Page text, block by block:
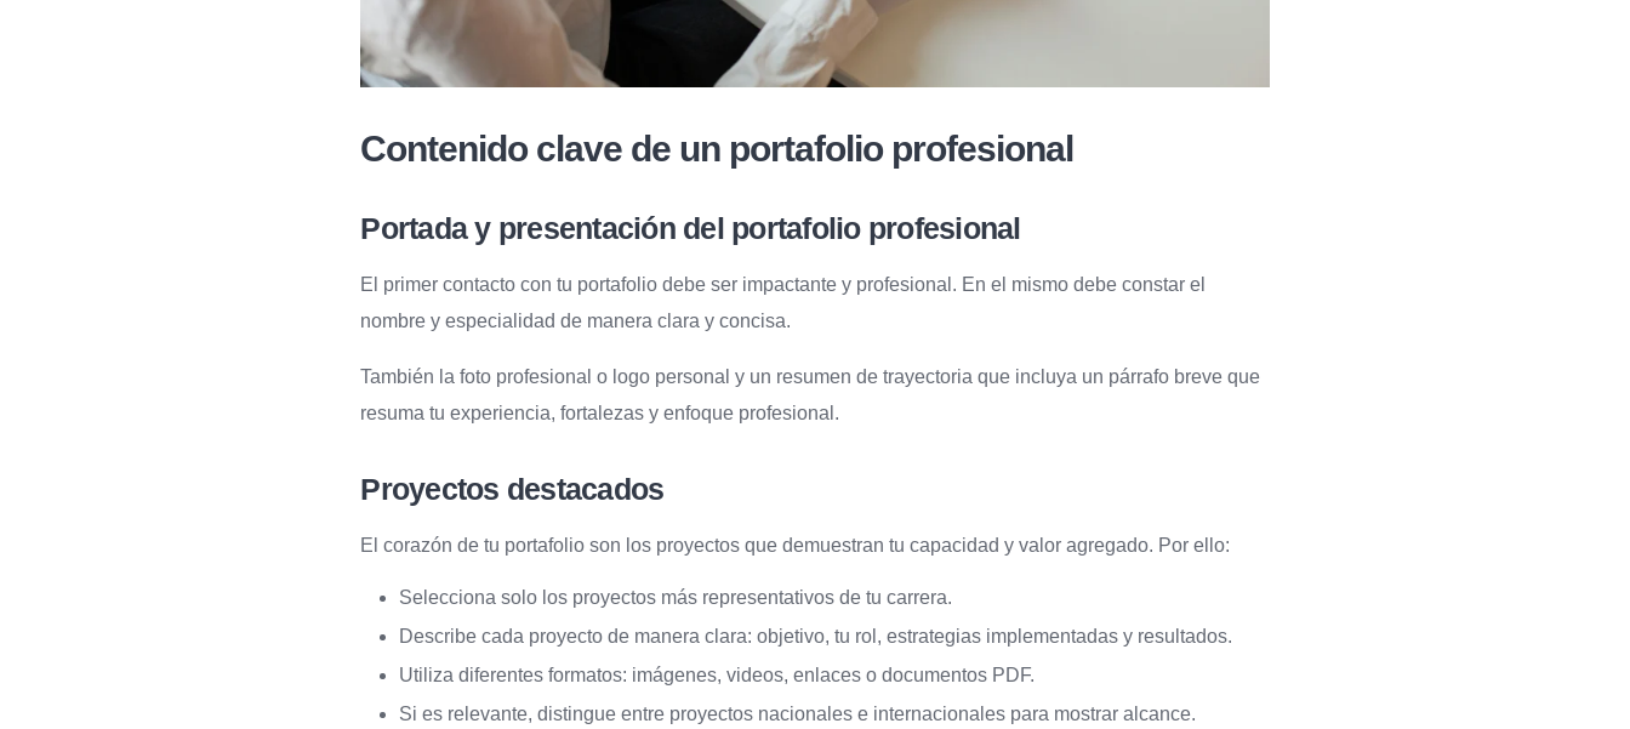
Contenido clave de un portafolio profesional
Portada y presentación del portafolio profesional
El primer contacto con tu portafolio debe ser impactante y profesional. En el mismo debe constar el
nombre y especialidad de manera clara y concisa.
También la foto profesional o logo personal y un resumen de trayectoria que incluya un párrafo breve que
resuma tu experiencia, fortalezas y enfoque profesional.
Proyectos destacados
El corazón de tu portafolio son los proyectos que demuestran tu capacidad y valor agregado. Por ello:
Selecciona solo los proyectos más representativos de tu carrera.
Describe cada proyecto de manera clara: objetivo, tu rol, estrategias implementadas y resultados.
Utiliza diferentes formatos: imágenes, videos, enlaces o documentos PDF.
Si es relevante, distingue entre proyectos nacionales e internacionales para mostrar alcance.